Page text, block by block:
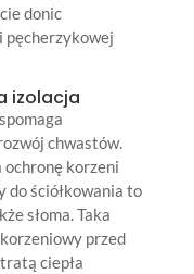
donic
pęcherzykowej
izolacja
chwastów.
ochronę korzeni
do ściółkowania to
słoma. Taka
przed
ciepła